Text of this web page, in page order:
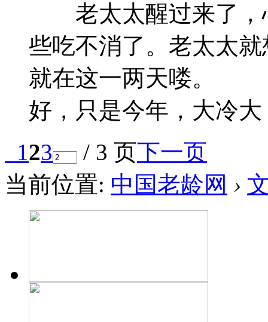
老太太醒过来了，
些吃不消了。老太太
就在这一两天喽。
好，只是今年，大冷大
123 / 3 页下一页
当前位置: 中国老龄网 ›